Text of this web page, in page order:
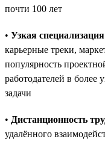
почти 100 лет
• Узкая
карьерные треки,
популярность
работодателей в более
задачи
• Дистанционность
удалённого